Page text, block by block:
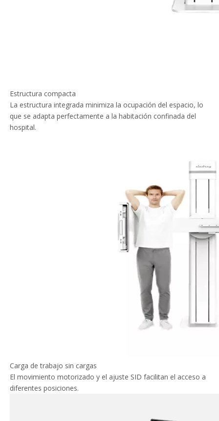
Estructura compacta
La estructura integrada minimiza la ocupación del espacio, lo
que se adapta perfectamente a la habitación confinada del
hospital.
Carga de trabajo sin cargas
El movimiento motorizado y el ajuste SID facilitan el acceso a
diferentes posiciones.